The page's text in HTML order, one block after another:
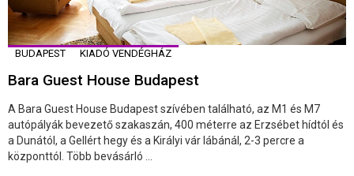
BUDAPEST KIADÓ VENDÉGHÁZ
Bara Guest House Budapest
A Bara Guest House Budapest szívében található, az M1 és M7
autópályák bevezető szakaszán, 400 méterre az Erzsébet hídtól és
a Dunától, a Gellért hegy és a Királyi vár lábánál, 2-3 percre a
központtól. Több bevásárló ...